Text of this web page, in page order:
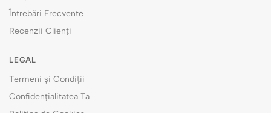
Întrebări Frecvente
Recenzii Clienți
LEGAL
Termeni și Condiții
Confidențialitatea Ta